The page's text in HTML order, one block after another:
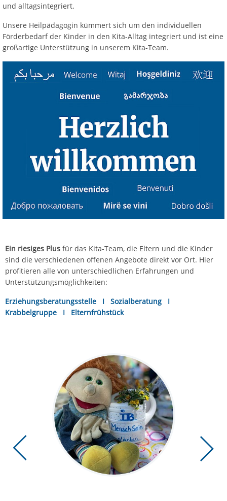
und alltagsintegriert.
Unsere Heilpädagogin kümmert sich um den individuellen
Förderbedarf der Kinder in den Kita-Alltag integriert und ist eine
großartige Unterstützung in unserem Kita-Team.
Ein riesiges Plus für das Kita-Team, die Eltern und die Kinder
sind die verschiedenen offenen Angebote direkt vor Ort. Hier
profitieren alle von unterschiedlichen Erfahrungen und
Unterstützungsmöglichkeiten:
Erziehungsberatungsstelle I Sozialberatung I
Krabbelgruppe I Elternfrühstück
Vorherige